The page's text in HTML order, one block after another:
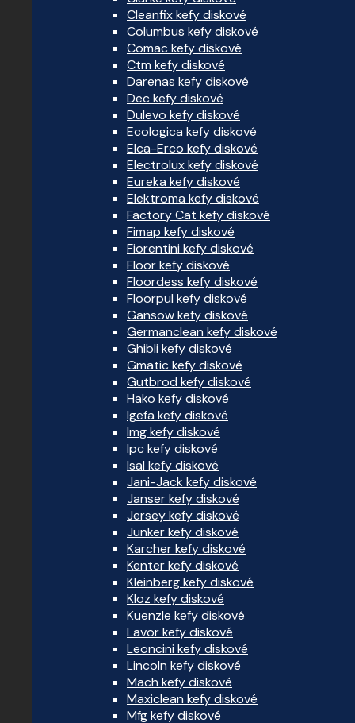
Cleanfix kefy diskové
Columbus kefy diskové
Comac kefy diskové
Ctm kefy diskové
Darenas kefy diskové
Dec kefy diskové
Dulevo kefy diskové
Ecologica kefy diskové
Elca-Erco kefy diskové
Electrolux kefy diskové
Eureka kefy diskové
Elektroma kefy diskové
Factory Cat kefy diskové
Fimap kefy diskové
Fiorentini kefy diskové
Floor kefy diskové
Floordess kefy diskové
Floorpul kefy diskové
Gansow kefy diskové
Germanclean kefy diskové
Ghibli kefy diskové
Gmatic kefy diskové
Gutbrod kefy diskové
Hako kefy diskové
Igefa kefy diskové
Img kefy diskové
Ipc kefy diskové
Isal kefy diskové
Jani-Jack kefy diskové
Janser kefy diskové
Jersey kefy diskové
Junker kefy diskové
Karcher kefy diskové
Kenter kefy diskové
Kleinberg kefy diskové
Kloz kefy diskové
Kuenzle kefy diskové
Lavor kefy diskové
Leoncini kefy diskové
Lincoln kefy diskové
Mach kefy diskové
Maxiclean kefy diskové
Mfg kefy diskové